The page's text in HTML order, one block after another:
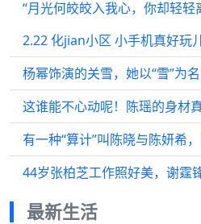
“月光何皎皎入我心，你却轻轻
杨幂饰演的关雪，她以“雪”为
最新生活